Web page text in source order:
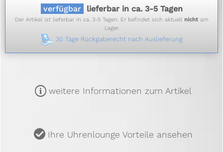
verfügbar lieferbar in ca. 3-5 Tagen
Der Artikel ist lieferbar in ca. 3-5 Tagen. Er befindet sich aktuell nichtam
Lager.
30 Tage Rückgaberecht nach Auslieferung
m weitere Informationen zum Artikel
u Ihre Uhrenlounge Vorteile ansehen